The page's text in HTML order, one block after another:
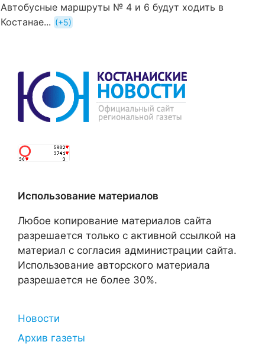
Автобусные маршруты № 4 и 6 будут ходить в
Костанае...
+5
Использование материалов
Любое копирование материалов сайта
разрешается только с активной ссылкой на
материал с согласия администрации сайта.
Использование авторского материала
разрешается не более 30%.
Новости
Архив газеты